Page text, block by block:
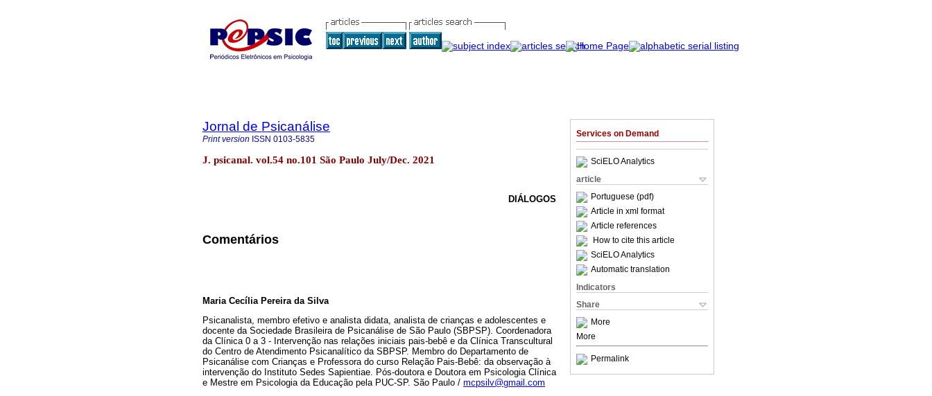
Services on Demand
SciELO Analytics
article
Portuguese (pdf)
Article in xml format
Article references
How to cite this article
SciELO Analytics
Automatic translation
Indicators
Share
More
More
Permalink
Jornal de Psicanálise
Print version ISSN 0103-5835
J. psicanal. vol.54 no.101 São Paulo July/Dec. 2021
DIÁLOGOS
Comentários
Maria Cecília Pereira da Silva
Psicanalista, membro efetivo e analista didata, analista de crianças e adolescentes e
docente da Sociedade Brasileira de Psicanálise de São Paulo (SBPSP). Coordenadora
da Clínica 0 a 3 - Intervenção nas relações iniciais pais-bebê e da Clínica Transcultural
do Centro de Atendimento Psicanalítico da SBPSP. Membro do Departamento de
Psicanálise com Crianças e Professora do curso Relação Pais-Bebê: da observação à
intervenção do Instituto Sedes Sapientiae. Pós-doutora e Doutora em Psicologia Clínica
e Mestre em Psicologia da Educação pela PUC-SP. São Paulo / mcpsilv@gmail.com